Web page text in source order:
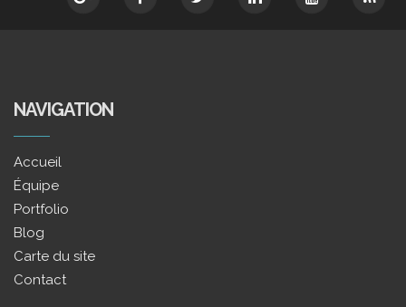
NAVIGATION
Accueil
Équipe
Portfolio
Blog
Carte du site
Contact